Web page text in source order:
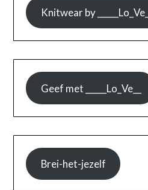
Knitwear by _____Lo_Ve__
Geef met _____Lo_Ve__
Brei-het-jezelf